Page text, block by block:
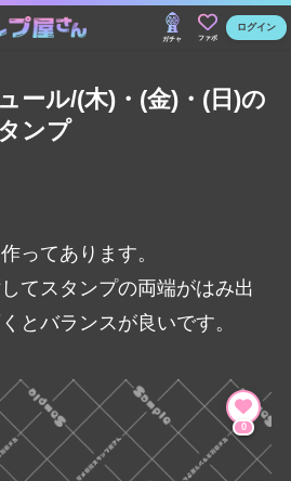
ガチャ ファボ
ログイン
ール/(木)・(金)・(日)の
ンプ
ってあります。
てスタンプの両端がはみ出
とバランスが良いです。
0